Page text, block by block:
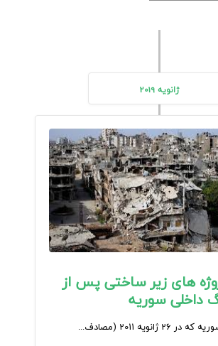
ژانویه 2019
های زیر ساختی پس از
داخلی سوریه
2011 (مصادف...